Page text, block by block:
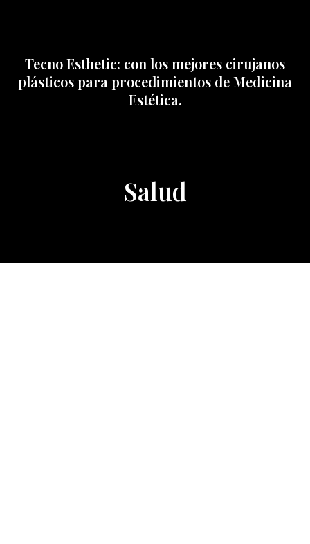
Tecno Esthetic: con los mejores cirujanos
plásticos para procedimientos de Medicina
Estética.
Salud